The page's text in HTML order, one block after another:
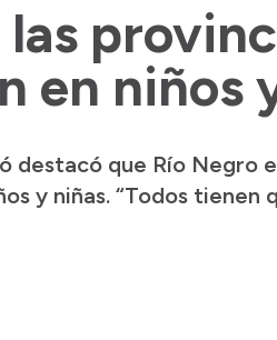
las
en niños
destacó que Río Negro
y niñas. “Todos